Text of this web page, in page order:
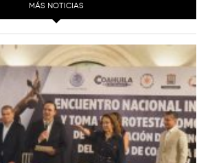
MÁS NOTICIAS